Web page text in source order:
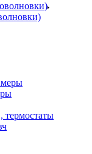
термостаты